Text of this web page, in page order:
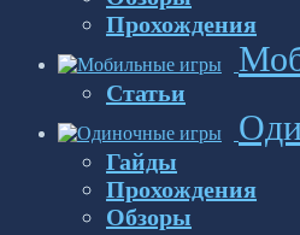
Прохождения
Статьи
Гайды
Прохождения
Обзоры